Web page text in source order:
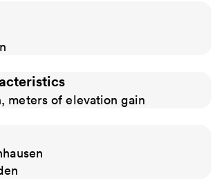
meters of elevation gain